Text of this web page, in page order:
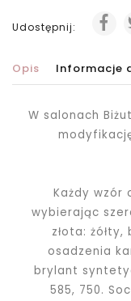
Udostępnij:
Opis Informacje
W salonach
Każdy wzór
wybierając
złota:
osadzenia
brylant
585, 750.